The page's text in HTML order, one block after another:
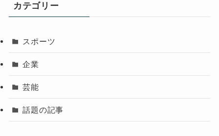
カテゴリー
スポーツ
企業
芸能
話題の記事